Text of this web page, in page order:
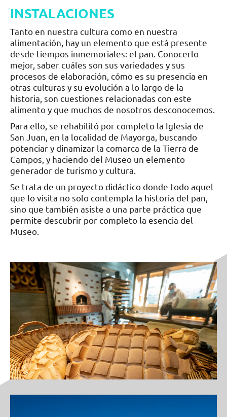
INSTALACIONES
Tanto en nuestra cultura como en nuestra
alimentación, hay un elemento que está presente
desde tiempos inmemoriales: el pan. Conocerlo
mejor, saber cuáles son sus variedades y sus
procesos de elaboración, cómo es su presencia en
otras culturas y su evolución a lo largo de la
historia, son cuestiones relacionadas con este
alimento y que muchos de nosotros desconocemos.
Para ello, se rehabilitó por completo la Iglesia de
San Juan, en la localidad de Mayorga, buscando
potenciar y dinamizar la comarca de la Tierra de
Campos, y haciendo del Museo un elemento
generador de turismo y cultura.
Se trata de un proyecto didáctico donde todo aquel
que lo visita no solo contempla la historia del pan,
sino que también asiste a una parte práctica que
permite descubrir por completo la esencia del
Museo.